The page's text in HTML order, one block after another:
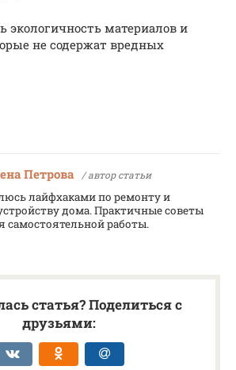
экологичность материалов и
не содержат вредных
Петрова / автор статьи
лайфхаками по ремонту и
дома. Практичные советы
самостоятельной работы.
статья? Поделиться с
друзьями: